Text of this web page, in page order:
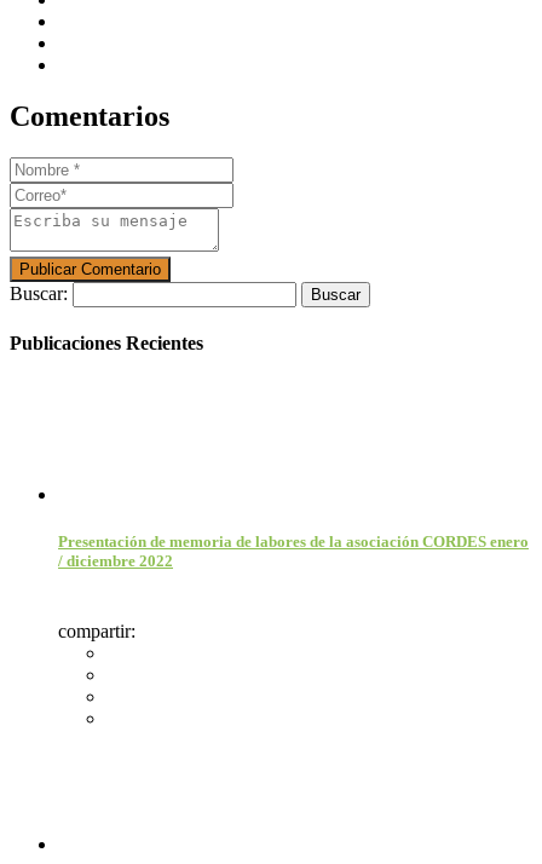
Comentarios
Buscar:
Publicaciones Recientes
Presentación de memoria de labores de la asociación CORDES enero
/ diciembre 2022
compartir: